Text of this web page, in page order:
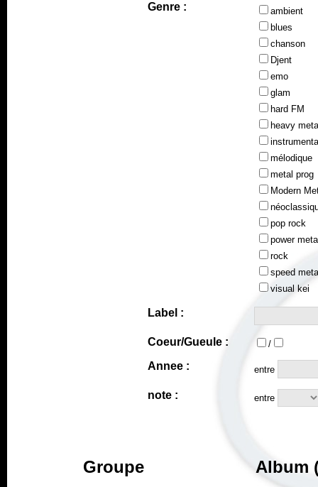
Genre :
ambient
blues
chanson
Djent
emo
glam
hard FM
heavy
mélodique
metal prog
Modern
pop rock
power
rock
speed
visual kei
Label :
Coeur/Gueule : /
Annee : entre
note : entre
Groupe Album